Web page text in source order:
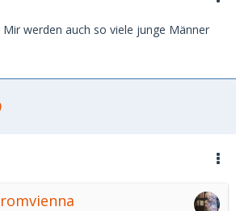
Mir werden auch so viele junge Männer